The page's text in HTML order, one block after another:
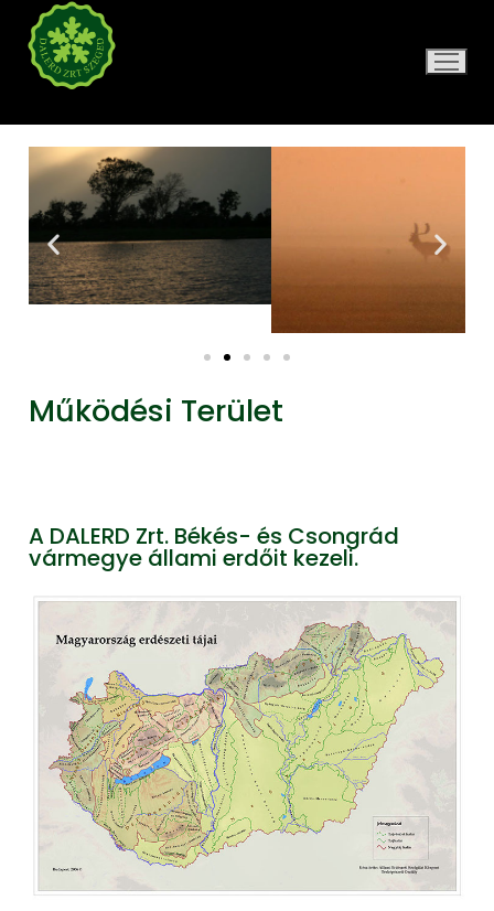
Működési Terület
A DALERD Zrt. Békés- és Csongrád
vármegye állami erdőit kezeli.